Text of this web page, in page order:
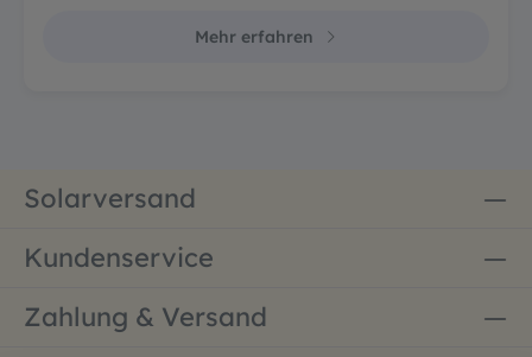
Mehr erfahren
Solarversand
Kundenservice
Zahlung & Versand